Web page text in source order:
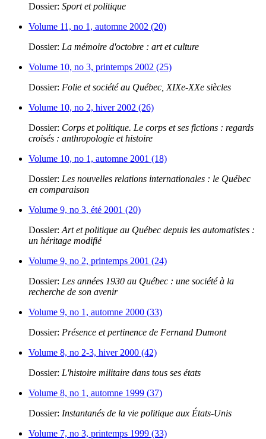
Dossier: Sport et politique
Volume 11, no 1, automne 2002 (20)
Dossier: La mémoire d'octobre : art et culture
Volume 10, no 3, printemps 2002 (25)
Dossier: Folie et société au Québec, XIXe-XXe siècles
Volume 10, no 2, hiver 2002 (26)
Dossier: Corps et politique. Le corps et ses fictions : regards
croisés : anthropologie et histoire
Volume 10, no 1, automne 2001 (18)
Dossier: Les nouvelles relations internationales : le Québec
en comparaison
Volume 9, no 3, été 2001 (20)
Dossier: Art et politique au Québec depuis les automatistes :
un héritage modifié
Volume 9, no 2, printemps 2001 (24)
Dossier: Les années 1930 au Québec : une société à la
recherche de son avenir
Volume 9, no 1, automne 2000 (33)
Dossier: Présence et pertinence de Fernand Dumont
Volume 8, no 2-3, hiver 2000 (42)
Dossier: L'histoire militaire dans tous ses états
Volume 8, no 1, automne 1999 (37)
Dossier: Instantanés de la vie politique aux États-Unis
Volume 7, no 3, printemps 1999 (33)